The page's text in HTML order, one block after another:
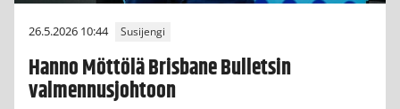
26.5.2026 10:44 Susijengi
Hanno Möttölä Brisbane Bulletsin
valmennusjohtoon